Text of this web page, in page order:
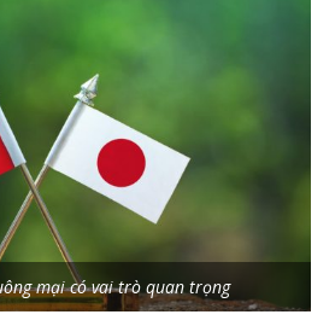
mại có vai trò quan trọng